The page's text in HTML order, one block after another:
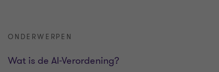
ONDERWERPEN
Wat is de AI-Verordening?